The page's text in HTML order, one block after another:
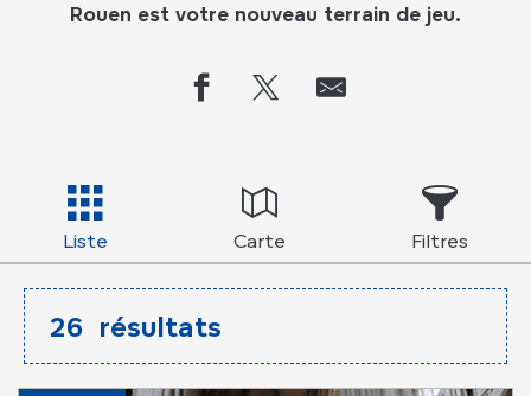
Rouen est votre nouveau terrain de jeu.
Liste Carte Filtres
26 résultats